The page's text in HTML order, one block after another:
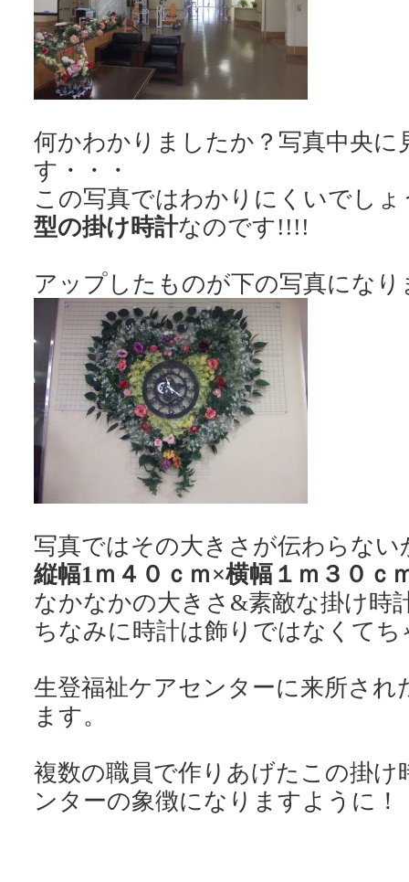
何かわかりましたか？写真中央に
す・・・
この写真ではわかりにくいでしょ
型の掛け時計なのです!!!!
写真ではその大きさが伝わらな
縦幅1ｍ４０ｃｍ×横幅１ｍ３０ｃ
なかなかの大きさ&素敵な掛け時
ちなみに時計は飾りではなくて
生登福祉ケアセンターに来所され
ます。
複数の職員で作りあげたこの掛け
ンターの象徴になりますように！